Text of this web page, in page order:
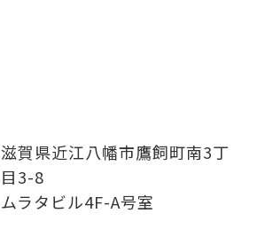
滋賀県近江八幡市鷹飼町南3丁
目3-8
ムラタビル4F-A号室